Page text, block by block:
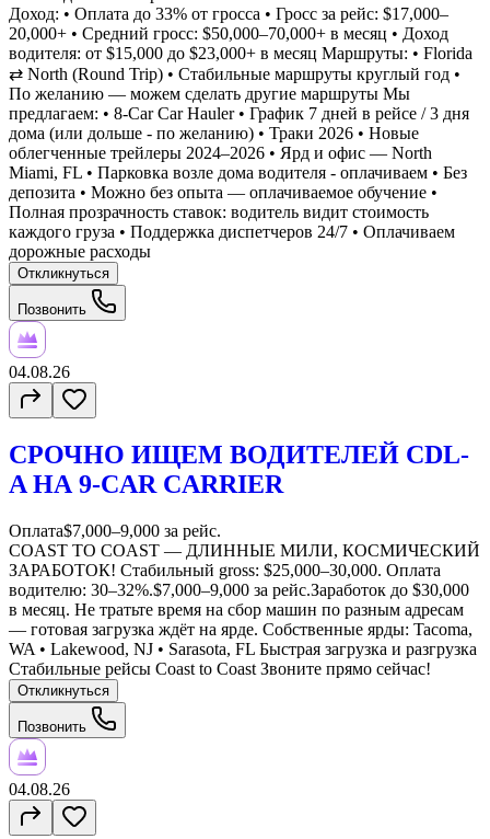
Доход: • Оплата до 33% от гросса • Гросс за рейс: $17,000–
20,000+ • Средний гросс: $50,000–70,000+ в месяц • Доход
водителя: от $15,000 до $23,000+ в месяц Маршруты: • Florida
⇄ North (Round Trip) • Стабильные маршруты круглый год •
По желанию — можем сделать другие маршруты Мы
предлагаем: • 8-Car Car Hauler • График 7 дней в рейсе / 3 дня
дома (или дольше - по желанию) • Траки 2026 • Новые
облегченные трейлеры 2024–2026 • Ярд и офис — North
Miami, FL • Парковка возле дома водителя - оплачиваем • Без
депозита • Можно без опыта — оплачиваемое обучение •
Полная прозрачность ставок: водитель видит стоимость
каждого груза • Поддержка диспетчеров 24/7 • Оплачиваем
дорожные расходы
Откликнуться
Позвонить
04.08.26
СРОЧНО ИЩЕМ ВОДИТЕЛЕЙ CDL-
A НА 9-CAR CARRIER
Оплата$7,000–9,000 за рейс.
COAST TO COAST — ДЛИННЫЕ МИЛИ, КОСМИЧЕСКИЙ
ЗАРАБОТОК! Стабильный gross: $25,000–30,000. Оплата
водителю: 30–32%.$7,000–9,000 за рейс.Заработок до $30,000
в месяц. Не тратьте время на сбор машин по разным адресам
— готовая загрузка ждёт на ярде. Собственные ярды: Tacoma,
WA • Lakewood, NJ • Sarasota, FL Быстрая загрузка и разгрузка
Стабильные рейсы Coast to Coast Звоните прямо сейчас!
Откликнуться
Позвонить
04.08.26